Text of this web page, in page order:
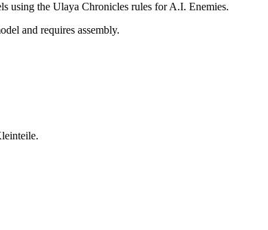
using the Ulaya Chronicles rules for A.I. Enemies.
and requires assembly.